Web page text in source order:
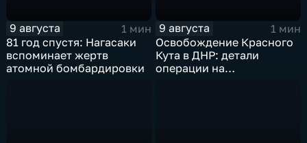
9 августа
1 мин
81 год спустя: Нагасаки
вспоминает жертв
атомной бомбардировки
9 августа
1 мин
Освобождение Красного
Кута в ДНР: детали
операции на